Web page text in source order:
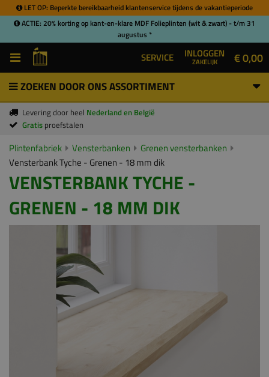
LET OP: Beperkte bereikbaarheid klantenservice tijdens de vakantieperiode
ACTIE: 20% korting op kant-en-klare MDF Folieplinten (wit & zwart) - t/m 31
augustus *
SERVICE INLOGGEN
ZAKELIJK € 0,00
ZOEKEN DOOR ONS ASSORTIMENT
Levering door heel Nederland en België
Gratis proefstalen
Plintenfabriek Vensterbanken
Grenen vensterbanken
Vensterbank Tyche - Grenen - 18 mm dik
VENSTERBANK TYCHE -
GRENEN - 18 MM DIK